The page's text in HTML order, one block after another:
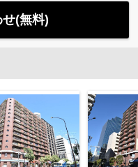
(無料)